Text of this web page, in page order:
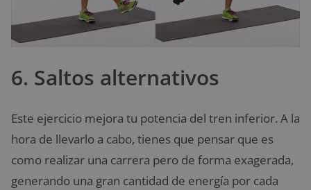
6. Saltos alternativos
Este ejercicio mejora tu potencia del tren inferior. A la
hora de llevarlo a cabo, tienes que pensar que es
como realizar una carrera pero de forma exagerada,
generando una gran cantidad de energía por cada